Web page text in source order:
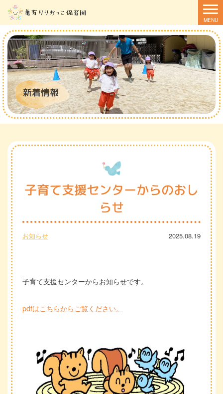
新着情報
子育て支援センターからのおし
らせ
お知らせ 2025.08.19
子育て支援センターからお知らせです。
pdfはこちらからご覧ください。